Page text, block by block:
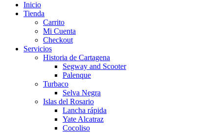
Inicio
Tienda
Carrito
Mi Cuenta
Checkout
Servicios
Historia de Cartagena
Segway and Scooter
Palenque
Turbaco
Selva Negra
Islas del Rosario
Lancha rápida
Yate Alcatraz
Cocoliso